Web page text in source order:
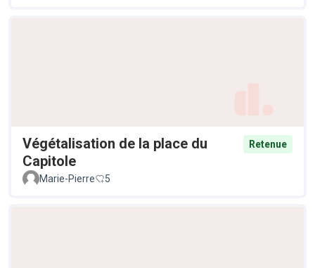
Végétalisation de la place du
Capitole
Retenue
Marie-Pierre 5